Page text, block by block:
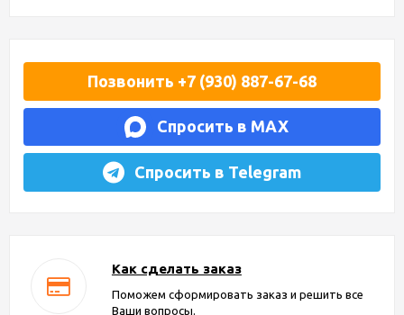
Позвонить +7 (930) 887-67-68
Спросить в MAX
Спросить в Telegram
Как сделать заказ
Поможем сформировать заказ и решить все
Ваши вопросы.